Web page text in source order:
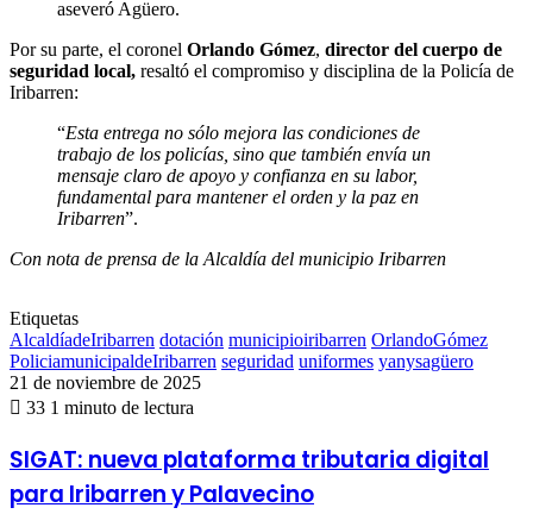
aseveró Agüero.
Por su parte, el coronel Orlando Gómez, director del cuerpo de
seguridad local, resaltó el compromiso y disciplina de la Policía de
Iribarren:
“Esta entrega no sólo mejora las condiciones de
trabajo de los policías, sino que también envía un
mensaje claro de apoyo y confianza en su labor,
fundamental para mantener el orden y la paz en
Iribarren”.
Con nota de prensa de la Alcaldía del municipio Iribarren
Etiquetas
AlcaldíadeIribarren dotación municipioiribarren OrlandoGómez
PoliciamunicipaldeIribarren seguridad uniformes yanysagüero
21 de noviembre de 2025
33 1 minuto de lectura
SIGAT:
nueva
plataforma
SIGAT: nueva plataforma tributaria digital
para Iribarren y Palavecino